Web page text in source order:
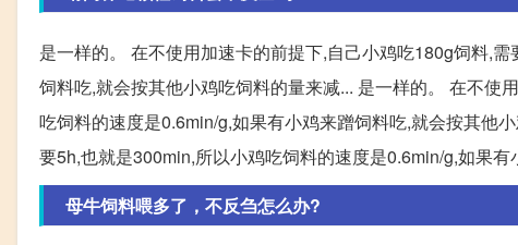
是一样的。 在不使用加速卡的前提下,自己小鸡吃180g饲料,
饲料吃,就会按其他小鸡吃饲料的量来减... 是一样的。 在不
吃饲料的速度是0.6min/g,如果有小鸡来蹭饲料吃,就会按其他
要5h,也就是300min,所以小鸡吃饲料的速度是0.6min/g,如果
母牛饲料喂多了，不反刍怎么办?